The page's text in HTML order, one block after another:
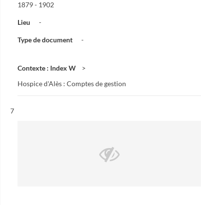
1879 - 1902
Lieu -
Type de document -
Contexte : Index W
Hospice d'Alès : Comptes de gestion
Résultat n°
7